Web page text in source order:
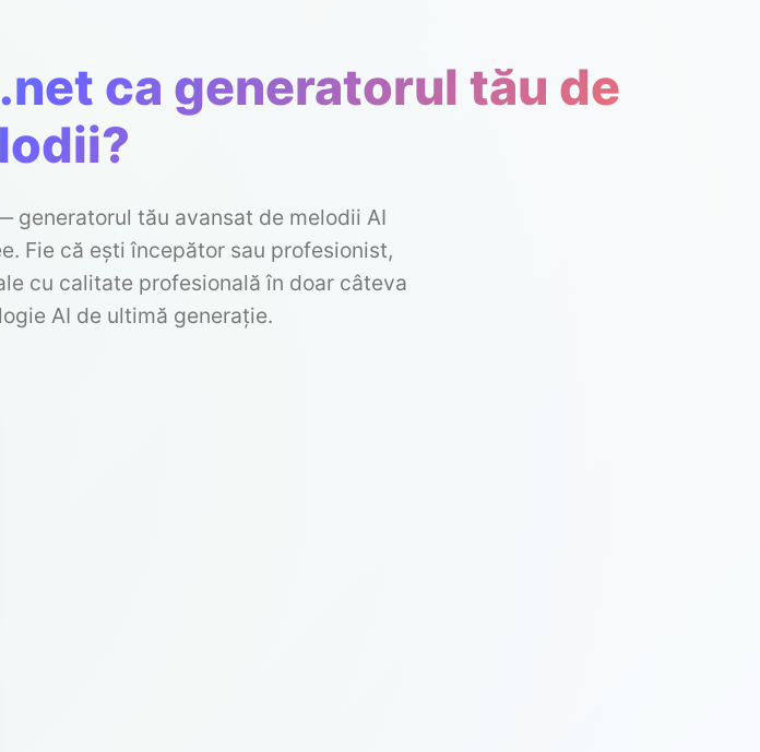
ca generatorul tău de
generatorul tău avansat de melodii AI
Fie că ești începător sau profesionist,
cu calitate profesională în doar câteva
AI de ultimă generație.